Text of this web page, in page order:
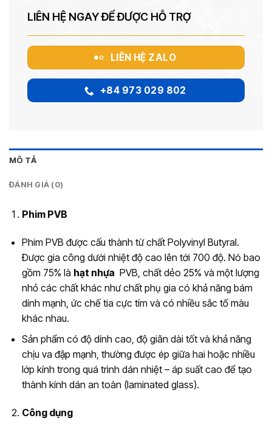
LIÊN HỆ NGAY ĐỂ ĐƯỢC HỖ TRỢ
LIÊN HỆ ZALO
+84 973 029 802
MÔ TẢ
ĐÁNH GIÁ (0)
Phim PVB
Phim PVB được cấu thành từ chất Polyvinyl Butyral.
Được gia công dưới nhiệt độ cao lên tới 700 độ. Nó bao
gồm 75% là hạt nhựa PVB, chất dẻo 25% và một lượng
nhỏ các chất khác như chất phụ gia có khả năng bám
dính mạnh, ức chế tia cực tím và có nhiều sắc tố màu
khác nhau.
Sản phẩm có độ dính cao, độ giãn dài tốt và khả năng
chịu va đập mạnh, thường được ép giữa hai hoặc nhiều
lớp kính trong quá trình dán nhiệt – áp suất cao để tạo
thành kính dán an toàn (laminated glass).
Công dụng